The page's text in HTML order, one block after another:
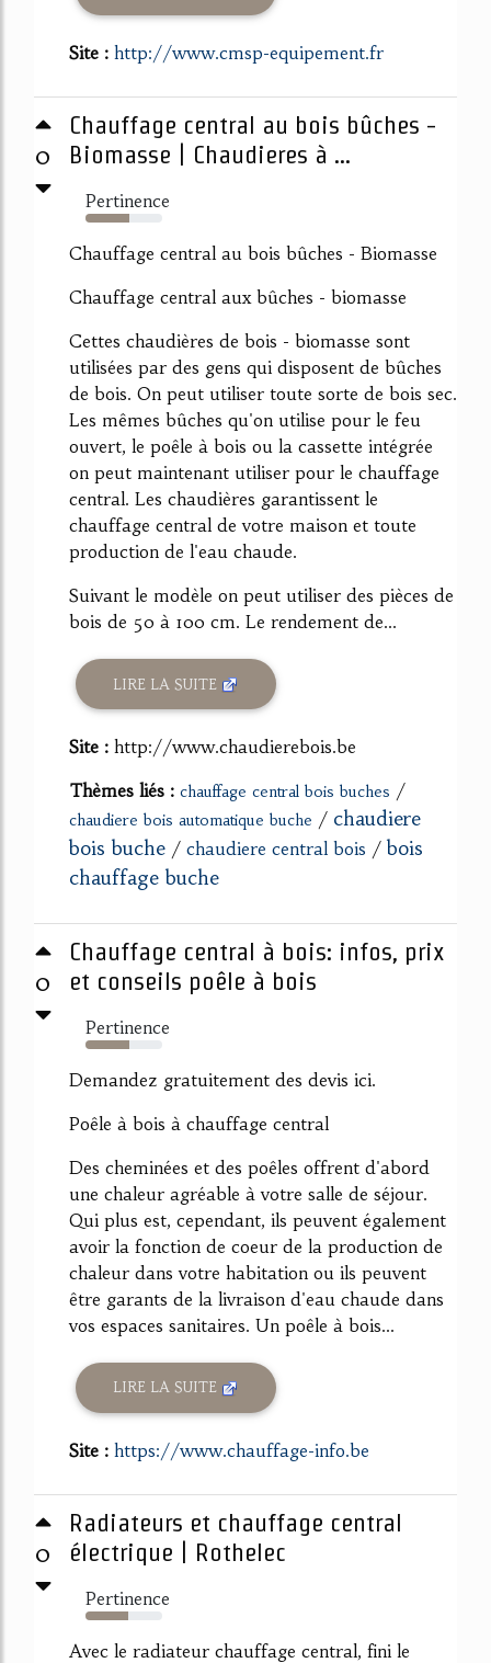
Site : http://www.cmsp-equipement.fr
0
Chauffage central au bois bûches -
Biomasse | Chaudieres à ...
Pertinence
57%
Chauffage central au bois bûches - Biomasse
Chauffage central aux bûches - biomasse
Cettes chaudières de bois - biomasse sont
utilisées par des gens qui disposent de bûches
de bois. On peut utiliser toute sorte de bois sec.
Les mêmes bûches qu'on utilise pour le feu
ouvert, le poêle à bois ou la cassette intégrée
on peut maintenant utiliser pour le chauffage
central. Les chaudières garantissent le
chauffage central de votre maison et toute
production de l'eau chaude.
Suivant le modèle on peut utiliser des pièces de
bois de 50 à 100 cm. Le rendement de...
LIRE LA SUITE
Site : http://www.chaudierebois.be
Thèmes liés : chauffage central bois buches /
chaudiere bois automatique buche / chaudiere
bois buche / chaudiere central bois / bois
chauffage buche
0
Chauffage central à bois: infos, prix
et conseils poêle à bois
Pertinence
57%
Demandez gratuitement des devis ici.
Poêle à bois à chauffage central
Des cheminées et des poêles offrent d'abord
une chaleur agréable à votre salle de séjour.
Qui plus est, cependant, ils peuvent également
avoir la fonction de coeur de la production de
chaleur dans votre habitation ou ils peuvent
être garants de la livraison d'eau chaude dans
vos espaces sanitaires. Un poêle à bois...
LIRE LA SUITE
Site : https://www.chauffage-info.be
0
Radiateurs et chauffage central
électrique | Rothelec
Pertinence
56%
Avec le radiateur chauffage central, fini le